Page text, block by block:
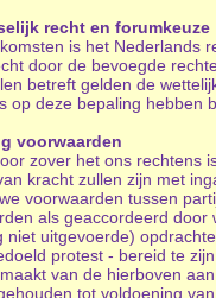
recht en forumkeuze
is het Nederlands
door de bevoegde
betreft gelden de
op deze bepaling hebben
voorwaarden
zover het ons rechtens
kracht zullen zijn met
voorwaarden tussen
als geaccordeerd
niet uitgevoerde)
protest - bereid te
van de hierboven
tot voldoening